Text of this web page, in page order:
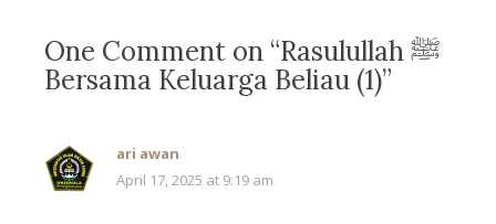
One Comment on “Rasulullah ﷺ
Bersama Keluarga Beliau (1)”
ari awan
April 17, 2025 at 9:19 am